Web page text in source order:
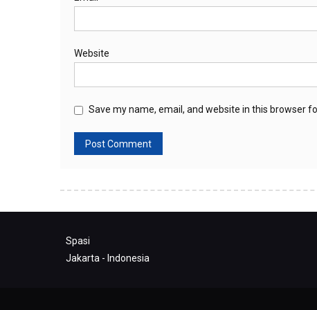
Website
Save my name, email, and website in this browser
Spasi
Jakarta - Indonesia